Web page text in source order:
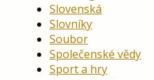
Slovenská
Slovníky
Soubor
Společenské vědy
Sport a hry